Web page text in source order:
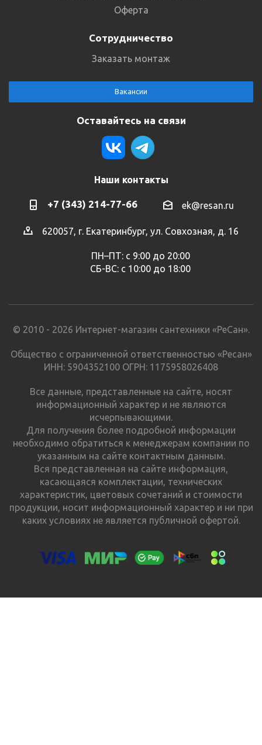
Оферта
Сотрудничество
Заказать монтаж
Вакансии
Оставайтесь на связи
Наши контакты
+7 (343) 214-77-66 ek@resan.ru
620057, г. Екатеринбург, ул. Совхозная, д. 16
ПН–ПТ: с 9:00 до 20:00
СБ-ВС: с 10:00 до 18:00
© 2010 - 2026 Интернет-магазин сантехники «РеСан».
Общество с ограниченной ответственностью «Ресан»
ИНН: 5904352100 ОГРН: 1175958026408
Все данные, представленные на сайте, носят
информационный характер и не являются
исчерпывающими.
Для получения более подробной информации
необходимо обратиться к менеджерам компании по
указанным на сайте контактным данным.
Вся представленная на сайте информация,
касающаяся комплектации, технических
характеристик, цветовых сочетаний и стоимости
продукции, носит информационный характер и ни при
каких условиях не является публичной офертой.